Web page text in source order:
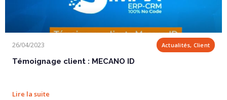
26/04/2023 Actualités, Client
Témoignage client : MECANO ID
Lire la suite